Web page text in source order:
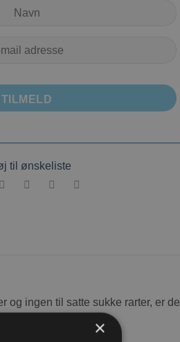
TILMELD
til ønskeliste
ingen til satte sukke rarter, er de
kæledyr på.
×